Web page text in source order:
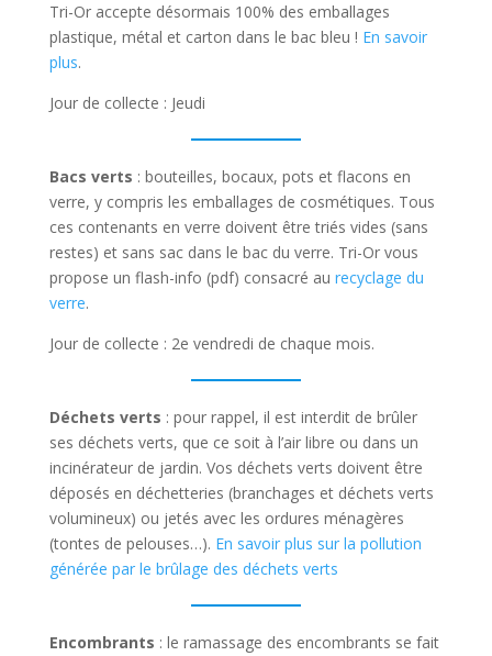
Tri-Or accepte désormais 100% des emballages
plastique, métal et carton dans le bac bleu ! En savoir
plus.
Jour de collecte : Jeudi
Bacs verts : bouteilles, bocaux, pots et flacons en
verre, y compris les emballages de cosmétiques. Tous
ces contenants en verre doivent être triés vides (sans
restes) et sans sac dans le bac du verre. Tri-Or vous
propose un flash-info (pdf) consacré au recyclage du
verre.
Jour de collecte : 2e vendredi de chaque mois.
Déchets verts : pour rappel, il est interdit de brûler
ses déchets verts, que ce soit à l’air libre ou dans un
incinérateur de jardin. Vos déchets verts doivent être
déposés en déchetteries (branchages et déchets verts
volumineux) ou jetés avec les ordures ménagères
(tontes de pelouses…). En savoir plus sur la pollution
générée par le brûlage des déchets verts
Encombrants : le ramassage des encombrants se fait